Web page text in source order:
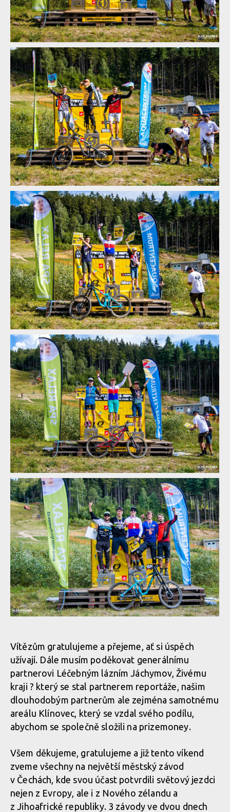
Report: Léčebné lázně Jáchymov Mistrovství České republiky
downhill 2018
Report: Léčebné lázně Jáchymov Mistrovství České republiky
downhill 2018
Report: Léčebné lázně Jáchymov Mistrovství České republiky
downhill 2018
Report: Léčebné lázně Jáchymov Mistrovství České republiky
downhill 2018
Report: Léčebné lázně Jáchymov Mistrovství České republiky
downhill 2018
Report: Léčebné lázně Jáchymov Mistrovství České republiky
downhill 2018
Report: Léčebné lázně Jáchymov Mistrovství České republiky
downhill 2018
Report: Léčebné lázně Jáchymov Mistrovství České republiky
downhill 2018
Report: Léčebné lázně Jáchymov Mistrovství České republiky
downhill 2018
Vítězům gratulujeme a přejeme, ať si úspěch
užívají. Dále musím poděkovat generálnímu
partnerovi Léčebným lázním Jáchymov, Živému
kraji ? který se stal partnerem reportáže, našim
dlouhodobým partnerům ale zejména samotnému
areálu Klínovec, který se vzdal svého podílu,
abychom se společně složili na prizemoney.
Všem děkujeme, gratulujeme a již tento víkend
zveme všechny na největší městský závod
v Čechách, kde svou účast potvrdili světový jezdci
nejen z Evropy, ale i z Nového zélandu a
z Jihoafrické republiky. 3 závody ve dvou dnech